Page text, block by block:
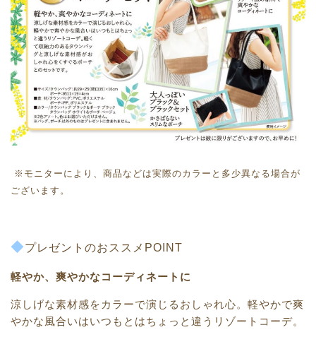
※モニターにより、商品などは実際のカラーと多少異なる場合が
ございます。
◆プレゼントのおススメPOINT
軽やか、爽やかなコーディネートに
涼しげな素材感をカラーで演じるおしゃれ心。軽やかで爽
やかな風合いはいつもとはちょっと違うリゾートコーデ。